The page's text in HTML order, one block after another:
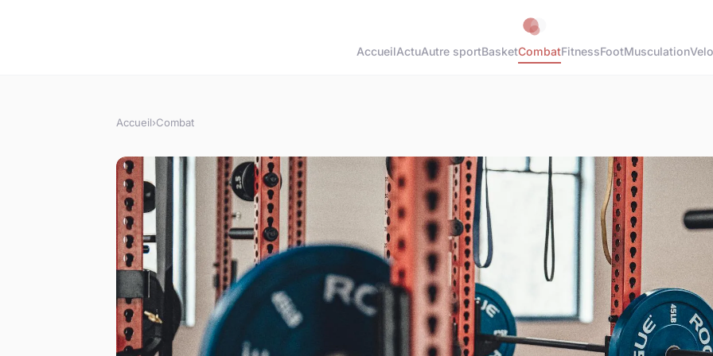
AccueilActuAutre sportBasketCombatFitnessFootMusculationVelo
Accueil›Combat